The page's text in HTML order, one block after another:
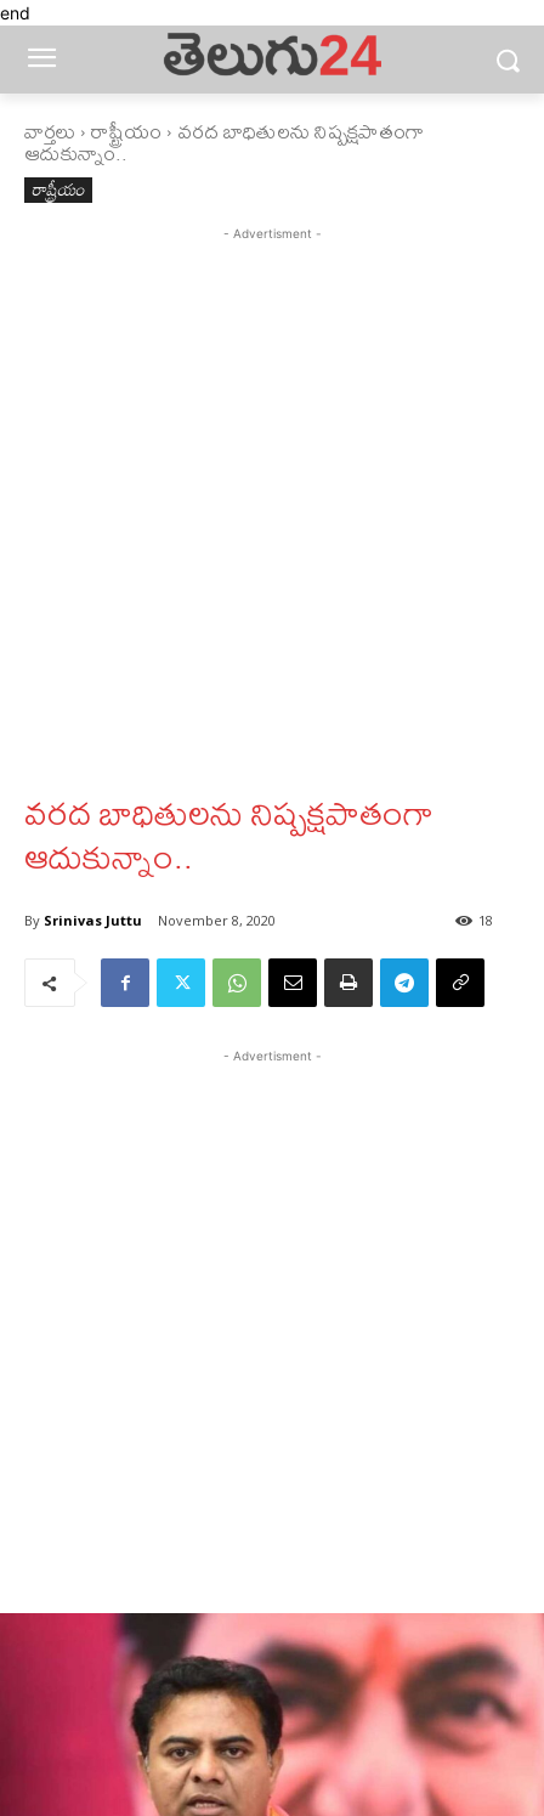
end
వార్తలు రాష్ట్రీయం వరద బాధితులను నిష్పక్షపాతంగా
ఆదుకున్నాం..
రాష్ట్రీయం
- Advertisment -
వరద బాధితులను నిష్పక్షపాతంగా
ఆదుకున్నాం..
By Srinivas Juttu November 8, 2020 18
- Advertisment -